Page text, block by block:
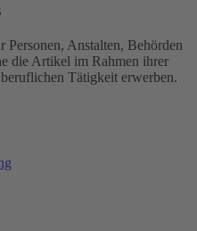
Personen, Anstalten, Behörden
die Artikel im Rahmen ihrer
Tätigkeit erwerben.